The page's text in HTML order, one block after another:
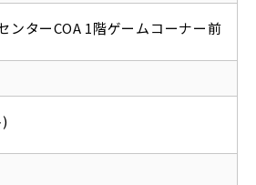
ンターCOA 1階ゲームコーナー前